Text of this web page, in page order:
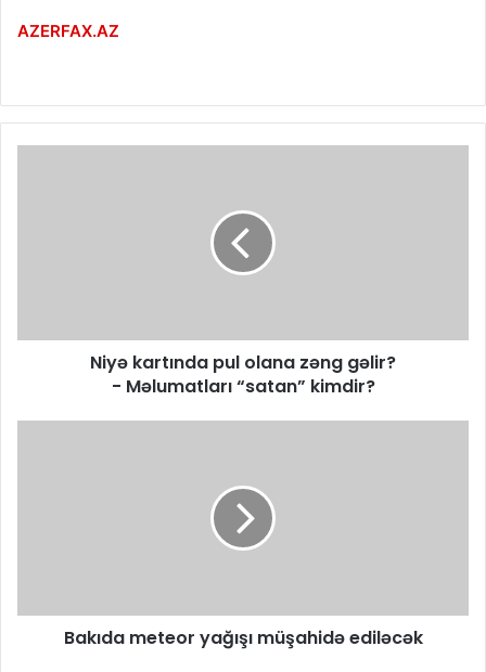
AZERFAX.AZ
Niyə kartında pul olana zəng gəlir?
- Məlumatları “satan” kimdir?
Bakıda meteor yağışı müşahidə ediləcək